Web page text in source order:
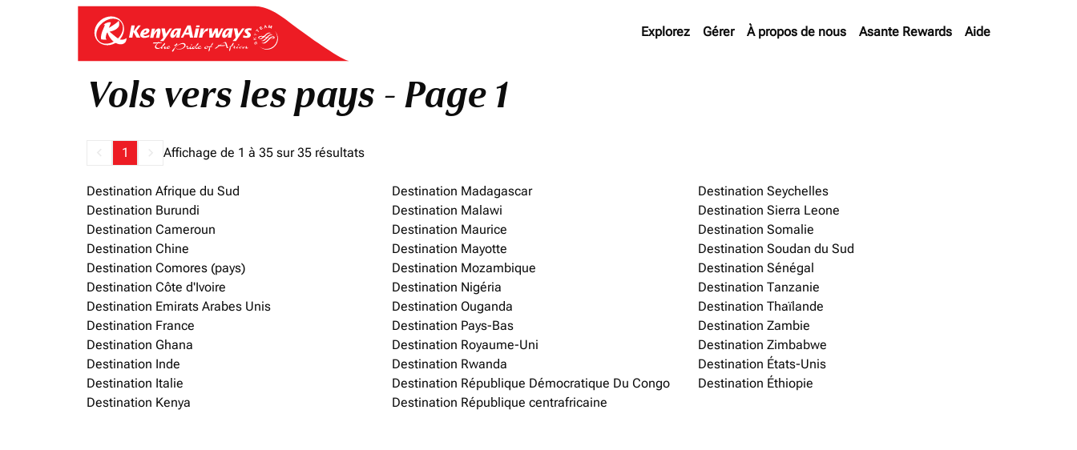
Explorez Gérer À propos de nous Asante Rewards Aide
Vols vers les pays - Page 1
1 Affichage de 1 à 35 sur 35 résultats
Destination Afrique du Sud
Destination Burundi
Destination Cameroun
Destination Chine
Destination Comores (pays)
Destination Côte d'Ivoire
Destination Emirats Arabes Unis
Destination France
Destination Ghana
Destination Inde
Destination Italie
Destination Kenya
Destination Madagascar
Destination Malawi
Destination Maurice
Destination Mayotte
Destination Mozambique
Destination Nigéria
Destination Ouganda
Destination Pays-Bas
Destination Royaume-Uni
Destination Rwanda
Destination République Démocratique Du Congo
Destination République centrafricaine
Destination Seychelles
Destination Sierra Leone
Destination Somalie
Destination Soudan du Sud
Destination Sénégal
Destination Tanzanie
Destination Thaïlande
Destination Zambie
Destination Zimbabwe
Destination États-Unis
Destination Éthiopie